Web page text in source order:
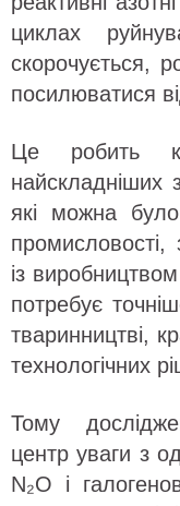
циклах
скорочується,
посилюватися
Це робить
найскладніших
які можна
промисловості,
із
потребує
тваринництві,
технологічних
Тому
центр уваги з
N₂O і